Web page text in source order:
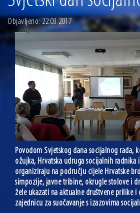
13.07.2026 | Ljetnim izdanjem Večeri vina i
07.07.2026 | Održana 8. sjednica Gradskog vijeća
Radić istaknuo da je u osječke vrtiće upisan
obnovu glavnog osječkog Trga Ante Starčevića
06.07.2026 | Brevis koncertom u Zlatnoj
djelovanja
04.07.2026 | Zbog povoljnih vodostaja i
04.08.2026 | U Osijeku obilježen Dan pobjede i
hrvatskih branitelja
Objavljeno: 22.03.2017
Povodom Svjetskog dana socijalnog rada,
ožujka, Hrvatska udruga socijalnih radnika
organiziraju na području cijele Hrvatske
simpozije, javne tribine, okrugle stolove i
žele ukazati na aktualne društvene prilike i
zajednicu za suočavanje s izazovima